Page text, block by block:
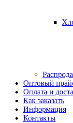
Оптовый
Оплата и
Как заказать
Информация
Контакты